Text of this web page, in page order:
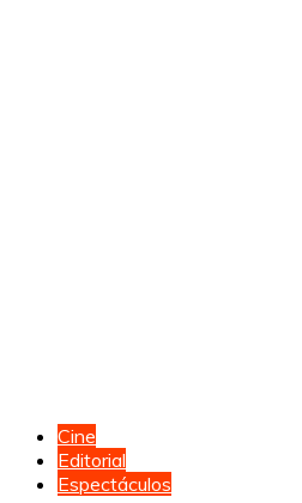
Cine
Editorial
Espectáculos